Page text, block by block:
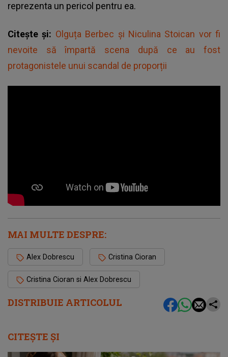
DISTRIBUIE ARTICOLUL
reprezenta un pericol pentru ea.
Citește și: Olguța Berbec și Niculina Stoican vor fi
nevoite să împartă scena după ce au fost
protagonistele unui scandal de proporții
MAI MULTE DESPRE:
Alex Dobrescu Cristina Cioran
Cristina Cioran si Alex Dobrescu
CITEȘTE ȘI